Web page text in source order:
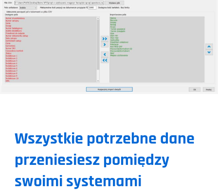
Wszystkie potrzebne dane
przeniesiesz pomiędzy
swoimi systemami